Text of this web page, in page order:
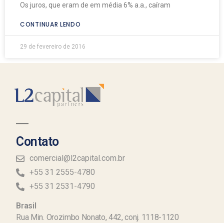
Os juros, que eram de em média 6% a.a., caíram
CONTINUAR LENDO
29 de fevereiro de 2016
Contato
comercial@l2capital.com.br
+55 31 2555-4780
+55 31 2531-4790
Brasil
Rua Min. Orozimbo Nonato, 442, conj. 1118-1120